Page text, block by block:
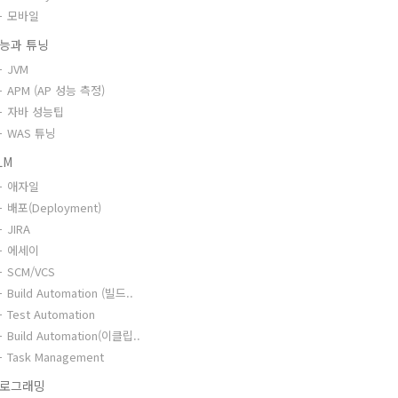
모바일
과 튜닝
JVM
APM (AP 성능 측정)
자바 성능팁
WAS 튜닝
애자일
배포(Deployment)
JIRA
에세이
SCM/VCS
Build Automation (빌드..
Test Automation
Build Automation(이클립..
Task Management
그래밍